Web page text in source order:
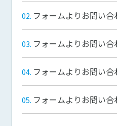
フォームよりお問い合
フォームよりお問い合
フォームよりお問い合
フォームよりお問い合